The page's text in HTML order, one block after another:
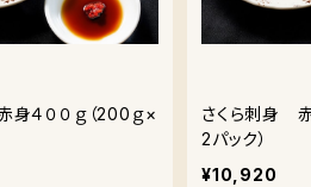
４００ｇ（200ｇ×
さくら刺身 赤
2パック）
¥10,920